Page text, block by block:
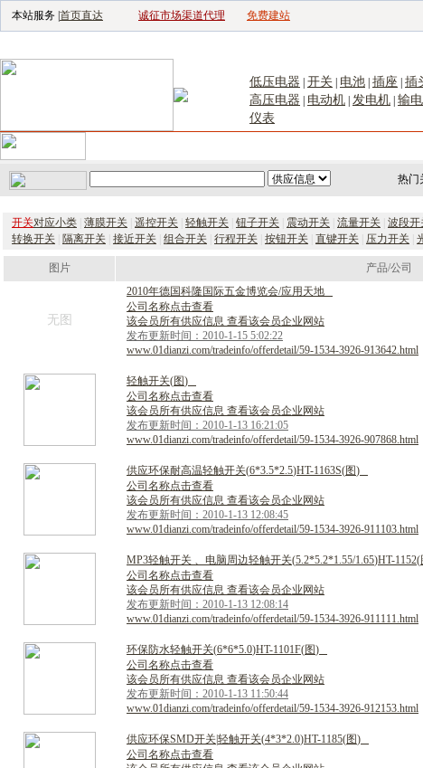
本站服务 | 首页直达 诚征市场渠道代理 免费建站
低压电器 开关 电池 插座 插
高压电器 电动机 发电机 输
仪表
热门
开关对应小类 薄膜开关 遥控开关 轻触开关 钮子开关 震动开关 流量开关 波段开
转换开关
隔离开关 接近开关 组合开关 行程开关 按钮开关 直键开关 压力开关
图片 产品/公司
无图
2010年德国科隆国 际五金博览会/应用 天地
公司名称点击查看
该会员所有供应信息 查看该会员企业网站
发布更新时间：2010-1-15 5:02:22
www.01dianzi.com/tradeinfo/offerdetail/59-1534-3926-913642.html
轻触开关(图)
公司名称点击查看
该会员所有供应信息 查看该会员企业网站
发布更新时间：2010-1-13 16:21:05
www.01dianzi.com/tradeinfo/offerdetail/59-1534-3926-907868.html
供应环保耐高温轻触开关(6*3.5*2.5)HT-1163S(图)
公司名称点击查看
该会员所有供应信息 查看该会员企业网站
发布更新时间：2010-1-13 12:08:45
www.01dianzi.com/tradeinfo/offerdetail/59-1534-3926-911103.html
MP3轻触开关 、 电脑周边轻触开关(5.2*5.2*1.55/1.65)HT-1152(
公司名称点击查看
该会员所有供应信息 查看该会员企业网站
发布更新时间：2010-1-13 12:08:14
www.01dianzi.com/tradeinfo/offerdetail/59-1534-3926-911111.html
环保防水轻触开关(6*6*5.0)HT-1101F(图)
公司名称点击查看
该会员所有供应信息 查看该会员企业网站
发布更新时间：2010-1-13 11:50:44
www.01dianzi.com/tradeinfo/offerdetail/59-1534-3926-912153.html
供应环保SMD开关轻触开关(4*3*2.0)HT-1185(图)
公司名称点击查看